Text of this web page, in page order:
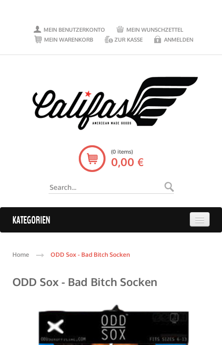
MEIN BENUTZERKONTO
MEIN WUNSCHZETTEL
MEIN WARENKORB
ZUR KASSE ANMELDEN
(0 items)
0,00 €
KATEGORIEN
Home ODD Sox - Bad Bitch Socken
ODD Sox - Bad Bitch Socken